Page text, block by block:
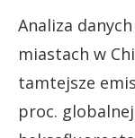
Analiza
miastach w
tamtejsze
proc.